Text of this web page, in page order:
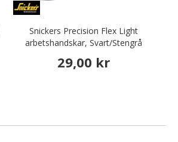
Snickers Precision Flex Light
arbetshandskar, Svart/Stengrå
29,00 kr